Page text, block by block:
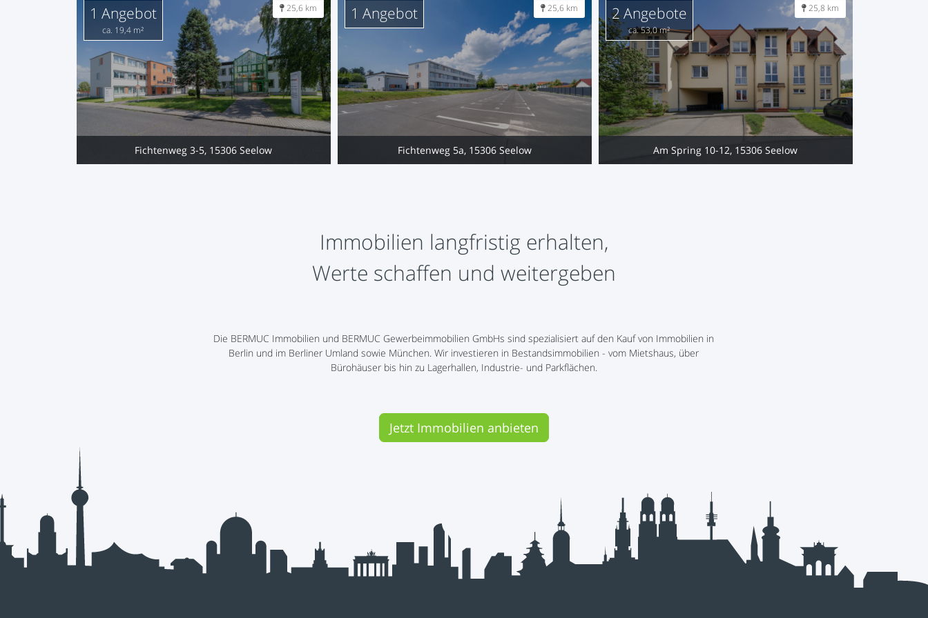
25,6 km
Fichtenweg 3-5, 15306 Seelow
1 Angebot
ca. 19,4 m²
25,6 km
Fichtenweg 5a, 15306 Seelow
1 Angebot 25,8 km
Am Spring 10-12, 15306 Seelow
2 Angebote
ca. 53,0 m²
Immobilien langfristig erhalten,
Werte schaffen und weitergeben
Die BERMUC Immobilien und BERMUC Gewerbeimmobilien GmbHs sind spezialisiert auf den Kauf von Immobilien in
Berlin und im Berliner Umland sowie München. Wir investieren in Bestandsimmobilien - vom Mietshaus, über
Bürohäuser bis hin zu Lagerhallen, Industrie- und Parkflächen.
Jetzt Immobilien anbieten